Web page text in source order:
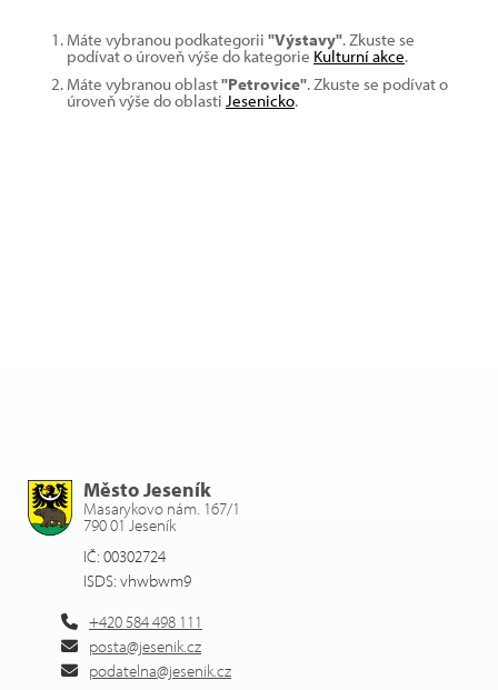
Máte vybranou podkategorii "Výstavy". Zkuste se
podívat o úroveň výše do kategorie Kulturní akce.
Máte vybranou oblast"Petrovice". Zkuste se podívat o
úroveň výše do oblasti Jesenicko.
Město Jeseník
Masarykovo nám. 167/1
790 01 Jeseník
IČ: 00302724
ISDS: vhwbwm9
+420 584 498 111
posta@jesenik.cz
podatelna@jesenik.cz